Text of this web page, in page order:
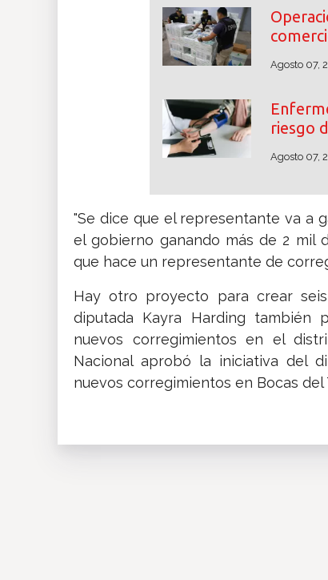
Agosto 07,
riesgo
Agosto 07,
"Se dice que el representante va a
el gobierno ganando más de 2 mil
que hace un representante de
Hay otro proyecto para crear
diputada Kayra Harding también
nuevos corregimientos en el
Nacional aprobó la iniciativa del
nuevos corregimientos en Bocas del